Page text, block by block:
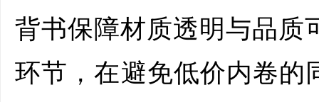
背书保障材质透明与品质
环节，在避免低价内卷的